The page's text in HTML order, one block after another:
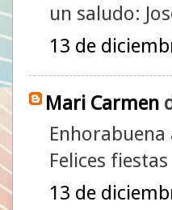
un saludo:
13 de
Mari Carmen
Felices fiestas
13 de